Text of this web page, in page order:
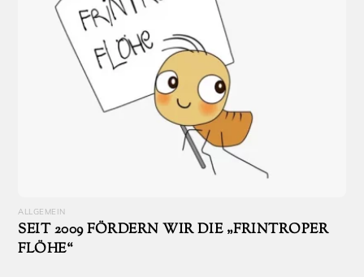
ALLGEMEIN
SEIT 2009 FÖRDERN WIR DIE „FRINTROPER
FLÖHE“